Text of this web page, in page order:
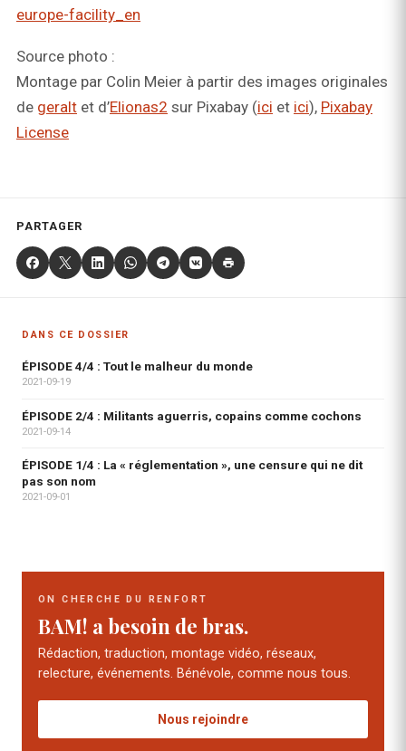
europe-facility_en
Source photo :
Montage par Colin Meier à partir des images originales
de geralt et d’Elionas2 sur Pixabay (ici et ici), Pixabay
License
PARTAGER
DANS CE DOSSIER
ÉPISODE 4/4 : Tout le malheur du monde
2021-09-19
ÉPISODE 2/4 : Militants aguerris, copains comme cochons
2021-09-14
ÉPISODE 1/4 : La « réglementation », une censure qui ne dit
pas son nom
2021-09-01
ON CHERCHE DU RENFORT
BAM! a besoin de bras.
Rédaction, traduction, montage vidéo, réseaux,
relecture, événements. Bénévole, comme nous tous.
Nous rejoindre